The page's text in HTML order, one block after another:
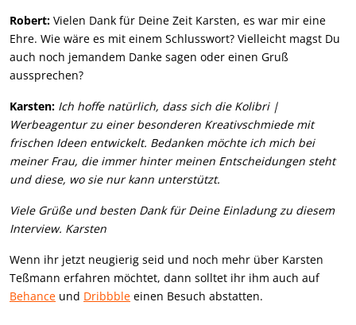
Robert: Vielen Dank für Deine Zeit Karsten, es war mir eine
Ehre. Wie wäre es mit einem Schlusswort? Vielleicht magst Du
auch noch jemandem Danke sagen oder einen Gruß
aussprechen?
Karsten: Ich hoffe natürlich, dass sich die Kolibri |
Werbeagentur zu einer besonderen Kreativschmiede mit
frischen Ideen entwickelt. Bedanken möchte ich mich bei
meiner Frau, die immer hinter meinen Entscheidungen steht
und diese, wo sie nur kann unterstützt.
Viele Grüße und besten Dank für Deine Einladung zu diesem
Interview. Karsten
Wenn ihr jetzt neugierig seid und noch mehr über Karsten
Teßmann erfahren möchtet, dann solltet ihr ihm auch auf
Behance und Dribbble einen Besuch abstatten.